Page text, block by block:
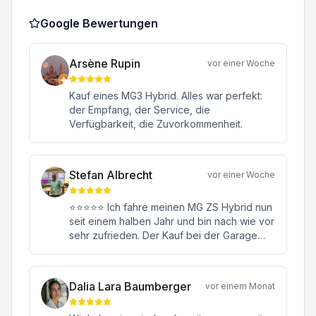
Google Bewertungen
Arsène Rupin vor einer Woche
Kauf eines MG3 Hybrid. Alles war perfekt:
der Empfang, der Service, die
Verfügbarkeit, die Zuvorkommenheit.
Stefan Albrecht vor einer Woche
⭐⭐⭐⭐⭐ Ich fahre meinen MG ZS Hybrid nun
seit einem halben Jahr und bin nach wie vor
sehr zufrieden. Der Kauf bei der Garage
Ende eine rundum positive Erfahrung.
Verkaufsberater Herrn Janick Moor. Er hat
mich kompetent, ehrlich und ohne jeglichen
Dalia Lara Baumberger vor einem Monat